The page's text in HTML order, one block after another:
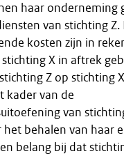
haar onderneming
van stichting Z.
kosten zijn in
X in aftrek
Z op stichting
kader van de
van
behalen van haar
belang bij dat